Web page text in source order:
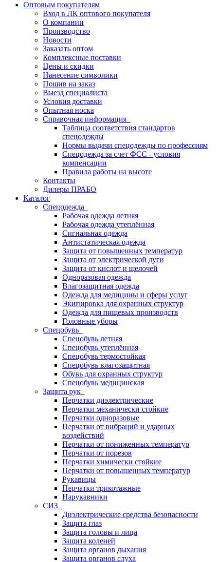
Оптовым покупателям
Вход в ЛК оптового покупателя
О компании
Производство
Новости
Заказать оптом
Комплексные поставки
Цены и скидки
Нанесение символики
Пошив на заказ
Выезд специалиста
Условия доставки
Опытная носка
Справочная информация
Таблица соответствия стандартов
спецодежды
Нормы выдачи спецодежды по профессиям
Спецодежда за счет ФСС - условия
компенсации
Правила работы на высоте
Контакты
Дилеры ПРАБО
Каталог
Спецодежда
Рабочая одежда летняя
Рабочая одежда утеплённая
Сигнальная одежда
Антистатическая одежда
Защита от повышенных температур
Защита от электрической дуги
Защита от кислот и щелочей
Одноразовая одежда
Влагозащитная одежда
Одежда для медицины и сферы услуг
Экипировка для охранных структур
Одежда для пищевых производств
Головные уборы
Спецобувь
Спецобувь летняя
Спецобувь утеплённая
Спецобувь термостойкая
Спецобувь влагозащитная
Обувь для охранных структур
Спецобувь медицинская
Защита рук
Перчатки диэлектрические
Перчатки механически стойкие
Перчатки одноразовые
Перчатки от вибраций и ударных
воздействий
Перчатки от пониженных температур
Перчатки от порезов
Перчатки химически стойкие
Перчатки от повышенных температур
Рукавицы
Перчатки трикотажные
Нарукавники
СИЗ
Диэлектрические средства безопасности
Защита глаз
Защита головы и лица
Защита коленей
Защита органов дыхания
Защита органов слуха